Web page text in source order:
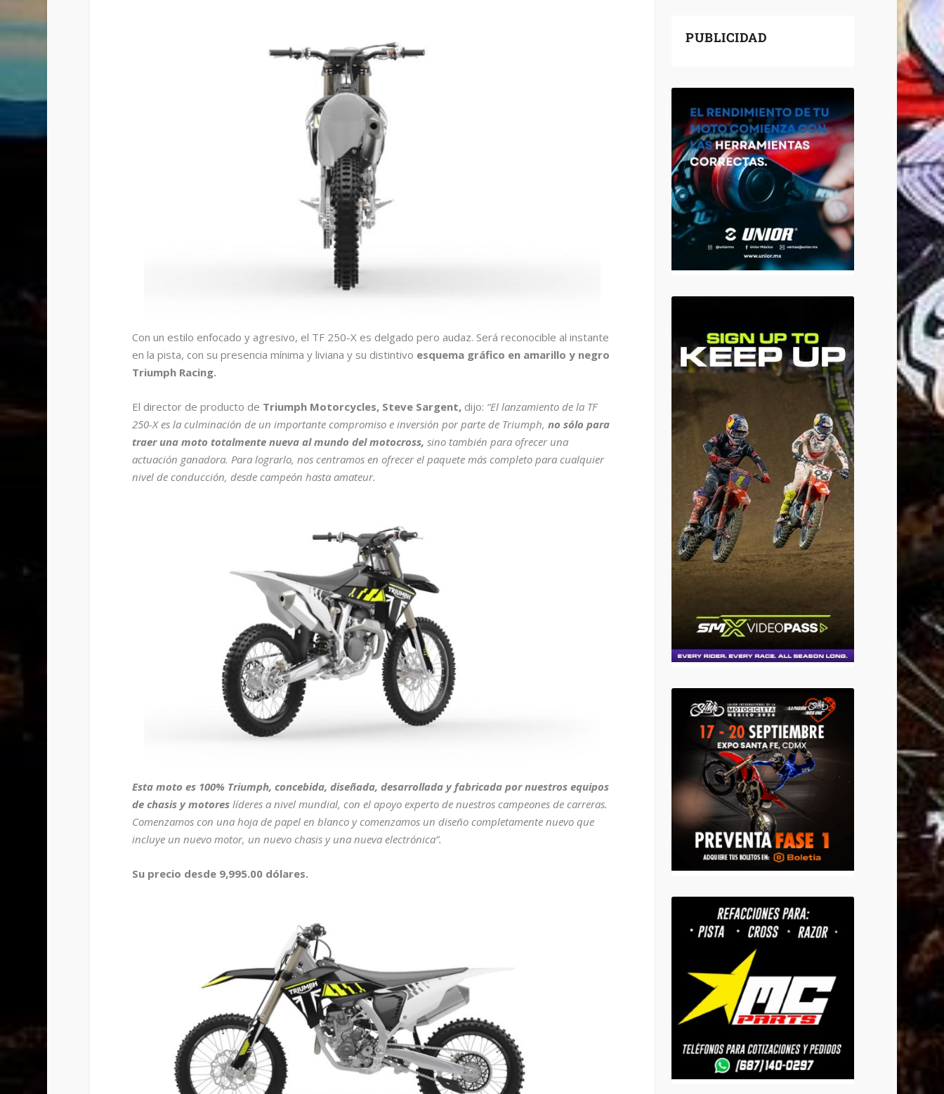
Con un estilo enfocado y agresivo, el TF 250-X es delgado pero audaz. Será reconocible al instante
en la pista, con su presencia mínima y liviana y su distintivo esquema gráfico en amarillo y negro
Triumph Racing.
El director de producto de Triumph Motorcycles, Steve Sargent,dijo: “El lanzamiento de la TF
250-X es la culminación de un importante compromiso e inversión por parte de Triumph, no sólo para
traer una moto totalmente nueva al mundo del motocross, sino también para ofrecer una
actuación ganadora. Para lograrlo, nos centramos en ofrecer el paquete más completo para cualquier
nivel de conducción, desde campeón hasta amateur.
Esta moto es 100% Triumph, concebida, diseñada, desarrollada y fabricada por nuestros equipos
de chasis y motoreslíderes a nivel mundial, con el apoyo experto de nuestros campeones de carreras.
Comenzamos con una hoja de papel en blanco y comenzamos un diseño completamente nuevo que
incluye un nuevo motor, un nuevo chasis y una nueva electrónica”.
Su precio desde 9,995.00 dólares.
PUBLICIDAD